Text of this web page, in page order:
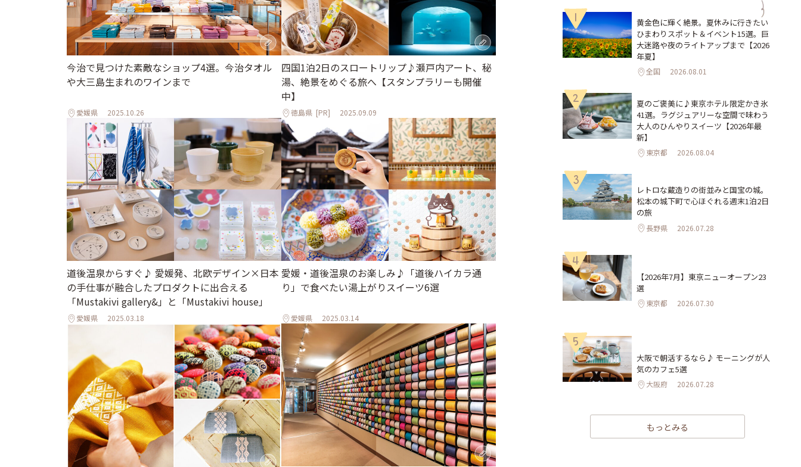
今治で見つけた素敵なショップ4選。今治タオル
や大三島生まれのワインまで
愛媛県 2025.10.26
四国1泊2日のスロートリップ♪瀬戸内アート、秘
湯、絶景をめぐる旅へ【スタンプラリーも開催
中】
徳島県 [PR] 2025.09.09
道後温泉からすぐ♪ 愛媛発、北欧デザイン×日本
の手仕事が融合したプロダクトに出合える
「Mustakivi gallery&」と「Mustakivi house」
愛媛県 2025.03.18
愛媛・道後温泉のお楽しみ♪「道後ハイカラ通
り」で食べたい湯上がりスイーツ6選
愛媛県 2025.03.14
1
黄金色に輝く絶景。夏休みに行きたい
ひまわりスポット＆イベント15選。巨
大迷路や夜のライトアップまで【2026
年夏】
全国 2026.08.01
2
夏のご褒美に♪東京ホテル限定かき氷
41選。ラグジュアリーな空間で味わう
大人のひんやりスイーツ【2026年最
新】
東京都 2026.08.04
3
レトロな蔵造りの街並みと国宝の城。
松本の城下町で心ほぐれる週末1泊2日
の旅
長野県 2026.07.28
4
【2026年7月】東京ニューオープン23
選
東京都 2026.07.30
5
大阪で朝活するなら♪ モーニングが人
気のカフェ5選
大阪府 2026.07.28
もっとみる